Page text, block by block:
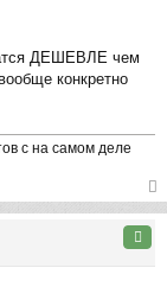
ДЕШЕВЛЕ чем
конкретно
с на самом деле
ер
ну
ть